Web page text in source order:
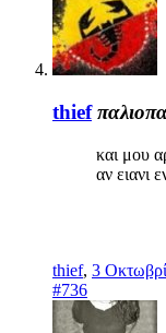
thief
και μου
αν ειανι
thief, 3
#736